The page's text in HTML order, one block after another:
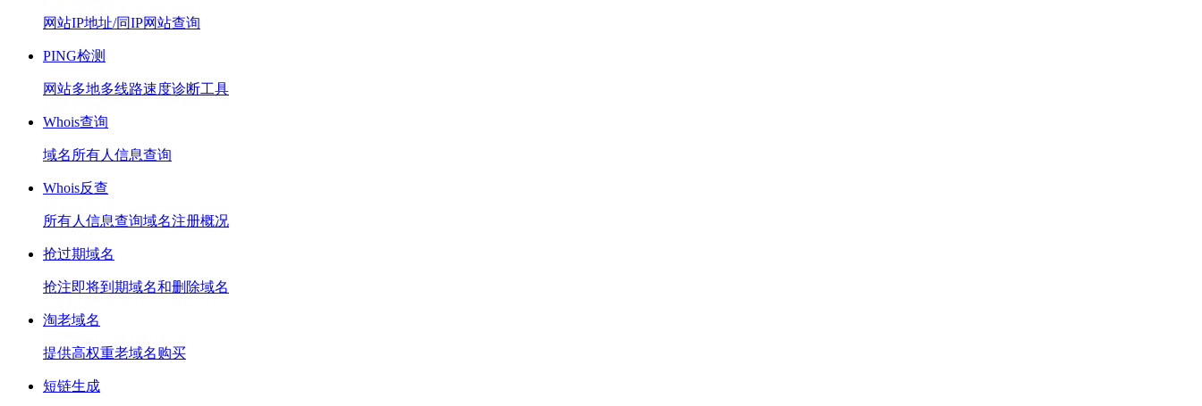
网站IP地址/同IP网站查询
PING检测
网站多地多线路速度诊断工具
Whois查询
域名所有人信息查询
Whois反查
所有人信息查询域名注册概况
抢过期域名
抢注即将到期域名和删除域名
淘老域名
提供高权重老域名购买
短链生成